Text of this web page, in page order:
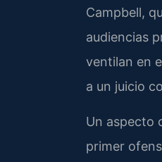
Campbell,
audiencias
ventilan en
a un juicio
Un aspecto
primer